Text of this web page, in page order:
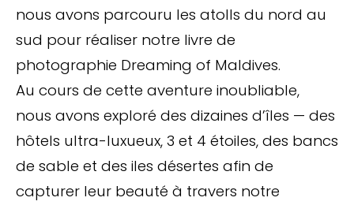
nous avons parcouru les atolls du nord au
sud pour réaliser notre livre de
photographie Dreaming of Maldives.
Au cours de cette aventure inoubliable,
nous avons exploré des dizaines d’îles — des
hôtels ultra-luxueux, 3 et 4 étoiles, des bancs
de sable et des iles désertes afin de
capturer leur beauté à travers notre